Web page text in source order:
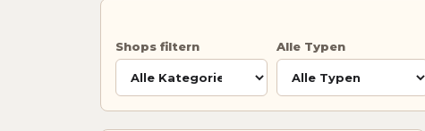
Shops filtern Alle Typen